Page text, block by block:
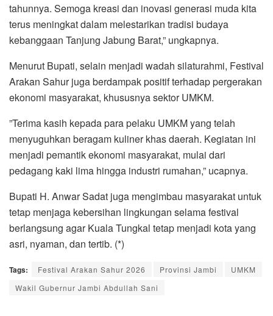
tahunnya. Semoga kreasi dan inovasi generasi muda kita
terus meningkat dalam melestarikan tradisi budaya
kebanggaan Tanjung Jabung Barat,” ungkapnya.
‎Menurut Bupati, selain menjadi wadah silaturahmi, Festival
Arakan Sahur juga berdampak positif terhadap pergerakan
ekonomi masyarakat, khususnya sektor UMKM.
‎”Terima kasih kepada para pelaku UMKM yang telah
menyuguhkan beragam kuliner khas daerah. Kegiatan ini
menjadi pemantik ekonomi masyarakat, mulai dari
pedagang kaki lima hingga industri rumahan,” ucapnya.
‎Bupati H. Anwar Sadat juga mengimbau masyarakat untuk
tetap menjaga kebersihan lingkungan selama festival
berlangsung agar Kuala Tungkal tetap menjadi kota yang
asri, nyaman, dan tertib. (*)
Tags: Festival Arakan Sahur 2026 Provinsi Jambi
UMKM
Wakil Gubernur Jambi Abdullah Sani